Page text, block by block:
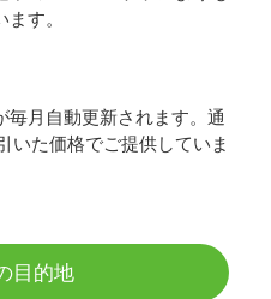
す。
月自動更新されます。通
いた価格でご提供していま
目的地